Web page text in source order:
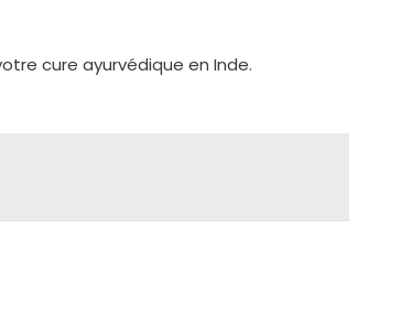
cure ayurvédique en Inde.